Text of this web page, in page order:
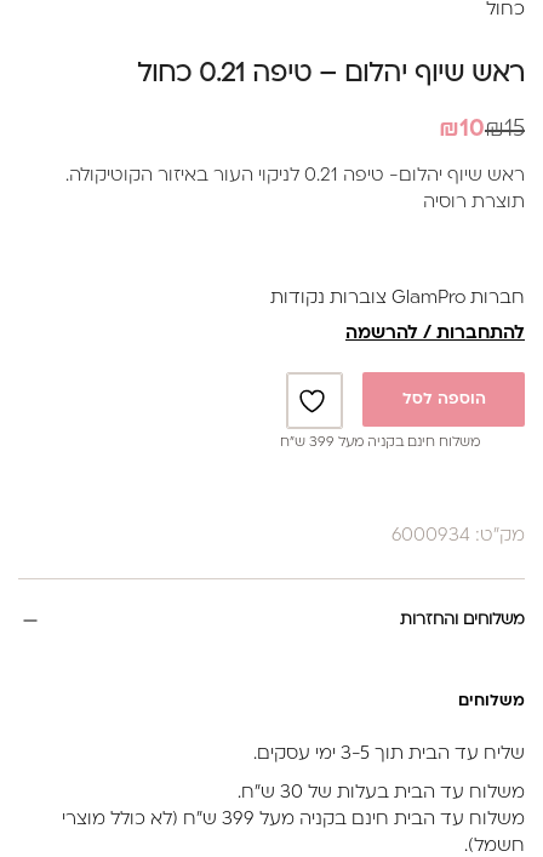
כחול
ראש שיוף יהלום – טיפה 0.21 כחול
₪15
המחיר₪10
המחיר
ראש שיוף יהלום- טיפה 0.21 לניקוי העור באיזור הקוטיקולה.
תוצרת רוסיה
חברות GlamPro צוברות נקודות
להתחברות / להרשמה
הוספה לסל
משלוח חינם בקניה מעל 399 ש”ח
מק"ט: 6000934
משלוחים והחזרות
משלוחים
שליח עד הבית תוך 3-5 ימי עסקים.
משלוח עד הבית בעלות של 30 ש״ח.
משלוח עד הבית חינם בקניה מעל 399 ש״ח (לא כולל מוצרי
חשמל).